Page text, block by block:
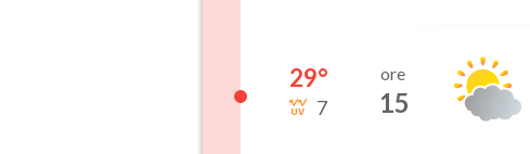
29°
7
ore
15